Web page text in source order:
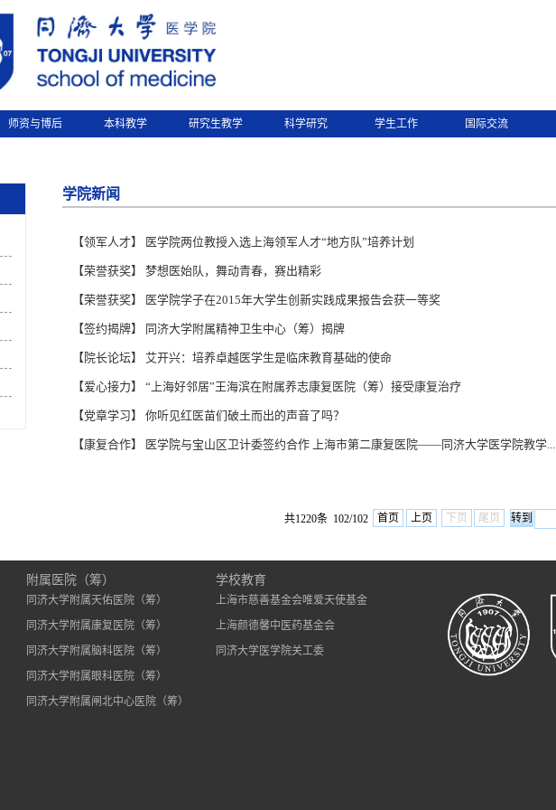
师资与博后 本科教学 研究生教学 科学研究 学生工作 国际交流
学院新闻
【领军人才】 医学院两位教授入选上海领军人才“地方队”培养计划
【荣誉获奖】 梦想医始队，舞动青春，赛出精彩
【荣誉获奖】 医学院学子在2015年大学生创新实践成果报告会获一等奖
【签约揭牌】 同济大学附属精神卫生中心（筹）揭牌
【院长论坛】 艾开兴：培养卓越医学生是临床教育基础的使命
【爱心接力】 “上海好邻居”王海滨在附属养志康复医院（筹）接受康复治疗
【党章学习】 你听见红医苗们破土而出的声音了吗？
【康复合作】 医学院与宝山区卫计委签约合作 上海市第二康复医院——同济大学医学院教学...
共1220条 102/102 首页 上页 下页 尾页
附属医院（筹）
同济大学附属天佑医院（筹）
同济大学附属康复医院（筹）
同济大学附属脑科医院（筹）
同济大学附属眼科医院（筹）
同济大学附属闸北中心医院（筹）
学校教育
上海市慈善基金会唯爱天使基金
上海颜德馨中医药基金会
同济大学医学院关工委